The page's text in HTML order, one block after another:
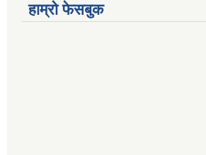
हाम्रो फेसबुक